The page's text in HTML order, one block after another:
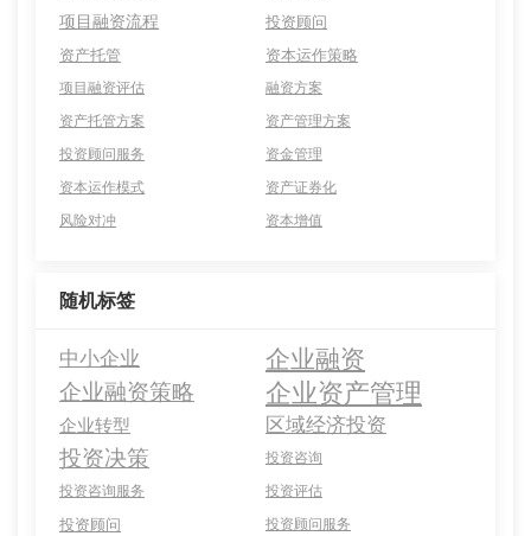
项目融资流程
投资顾问
资产托管
资本运作策略
项目融资评估
融资方案
资产托管方案
资产管理方案
投资顾问服务
资金管理
资本运作模式
资产证券化
风险对冲
资本增值
随机标签
中小企业 企业融资
企业融资策略 企业资产管理
企业转型 区域经济投资
投资决策
投资咨询
投资咨询服务
投资评估
投资顾问 投资顾问服务